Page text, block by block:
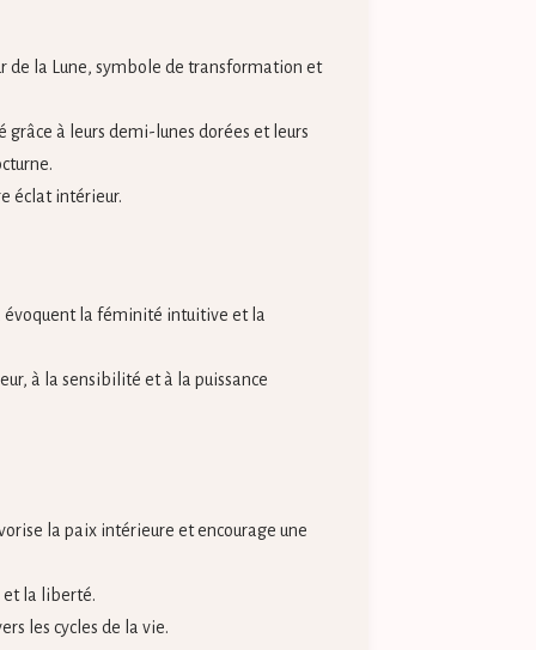
de la Lune, symbole de transformation et
à leurs demi-lunes dorées et leurs
éclat intérieur.
évoquent la féminité intuitive et la
à la sensibilité et à la puissance
la paix intérieure et encourage une
et la liberté.
les cycles de la vie.